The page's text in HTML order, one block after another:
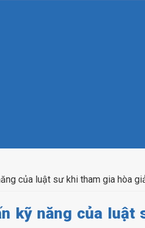
của luật sư khi tham gia hòa
kỹ năng của